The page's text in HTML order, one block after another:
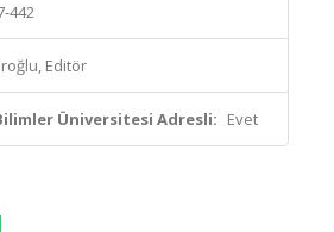
442
Editör
Üniversitesi Adresli: Evet